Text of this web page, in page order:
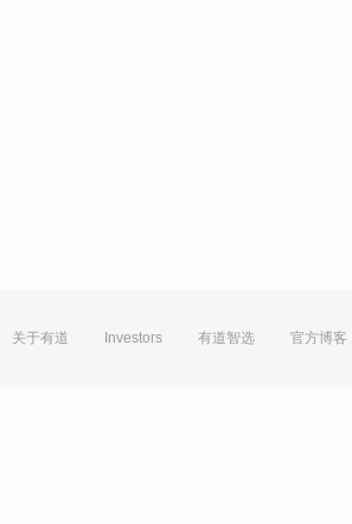
关于有道 Investors 有道智选 官方博客